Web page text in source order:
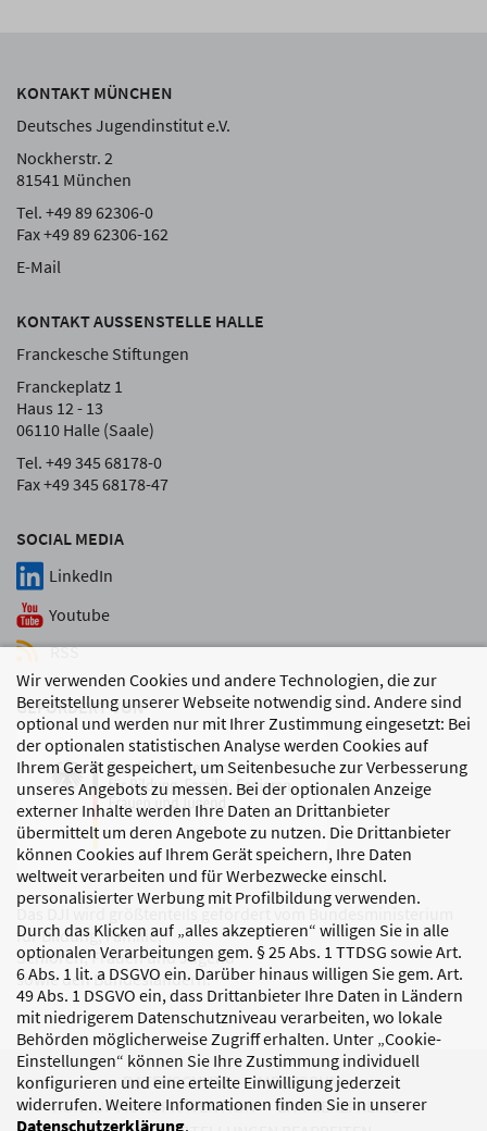
Wir verwenden Cookies und andere Technologien, die zur
Bereitstellung unserer Webseite notwendig sind. Andere sind
optional und werden nur mit Ihrer Zustimmung eingesetzt: Bei
der optionalen statistischen Analyse werden Cookies auf
Ihrem Gerät gespeichert, um Seitenbesuche zur Verbesserung
unseres Angebots zu messen. Bei der optionalen Anzeige
externer Inhalte werden Ihre Daten an Drittanbieter
übermittelt um deren Angebote zu nutzen. Die Drittanbieter
können Cookies auf Ihrem Gerät speichern, Ihre Daten
weltweit verarbeiten und für Werbezwecke einschl.
personalisierter Werbung mit Profilbildung verwenden.
Durch das Klicken auf „alles akzeptieren“ willigen Sie in alle
optionalen Verarbeitungen gem. § 25 Abs. 1 TTDSG sowie Art.
6 Abs. 1 lit. a DSGVO ein. Darüber hinaus willigen Sie gem. Art.
49 Abs. 1 DSGVO ein, dass Drittanbieter Ihre Daten in Ländern
mit niedrigerem Datenschutzniveau verarbeiten, wo lokale
Behörden möglicherweise Zugriff erhalten. Unter „Cookie-
Einstellungen“ können Sie Ihre Zustimmung individuell
konfigurieren und eine erteilte Einwilligung jederzeit
widerrufen. Weitere Informationen finden Sie in unserer
Datenschutzerklärung.
SOCIAL MEDIA
LinkedIn
Youtube
RSS
KONTAKT MÜNCHEN
Deutsches Jugendinstitut e.V.
Nockherstr. 2
81541 München
Tel. +49 89 62306-0
Fax +49 89 62306-162
E-Mail
KONTAKT AUSSENSTELLE HALLE
Franckesche Stiftungen
Franckeplatz 1
Haus 12 - 13
06110 Halle (Saale)
Tel. +49 345 68178-0
Fax +49 345 68178-47
GEFÖRDERT VON
Das DJI wird größtenteils gefördert vom Bundesministerium
für Bildung, Familie,
Senioren, Frauen und Jugend
sowie den Bundesländern.
DATENSCHUTZ
IMPRESSUM
KORRUPTIONSPRÄVENTION
BARRIEREFREIHEIT